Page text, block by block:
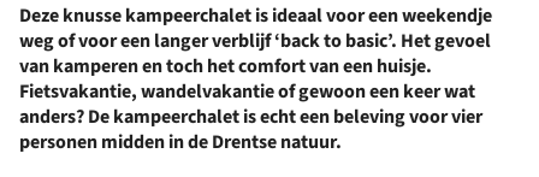
Deze knusse kampeerchalet is ideaal voor een weekendje
weg of voor een langer verblijf ‘back to basic’. Het gevoel
van kamperen en toch het comfort van een huisje.
Fietsvakantie, wandelvakantie of gewoon een keer wat
anders? De kampeerchalet is echt een beleving voor vier
personen midden in de Drentse natuur.